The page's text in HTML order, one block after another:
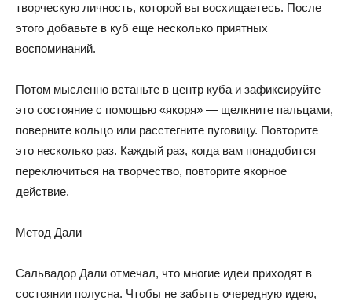
творческую личность, которой вы восхищаетесь. После
этого добавьте в куб еще несколько приятных
воспоминаний.
Потом мысленно встаньте в центр куба и зафиксируйте
это состояние с помощью «якоря» — щелкните пальцами,
поверните кольцо или расстегните пуговицу. Повторите
это несколько раз. Каждый раз, когда вам понадобится
переключиться на творчество, повторите якорное
действие.
Метод Дали
Сальвадор Дали отмечал, что многие идеи приходят в
состоянии полусна. Чтобы не забыть очередную идею,